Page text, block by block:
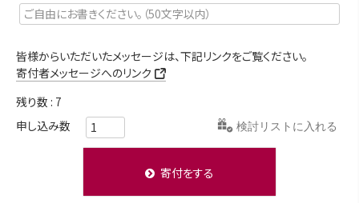
皆様からいただいたメッセージは、下記リンクをご覧ください。
寄付者メッセージへのリンク
残り数 7
検討リストに入れる
寄付をする